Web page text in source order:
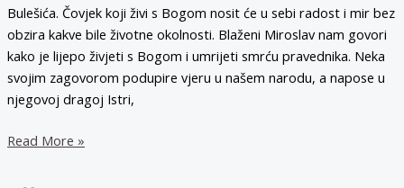
Miroslava
Bulešića. Čovjek koji živi s Bogom nosit će u sebi radost i mir bez
obzira kakve bile životne okolnosti. Blaženi Miroslav nam govori
kako je lijepo živjeti s Bogom i umrijeti smrću pravednika. Neka
svojim zagovorom podupire vjeru u našem narodu, a napose u
njegovoj dragoj Istri,
“Bl.
Read More »